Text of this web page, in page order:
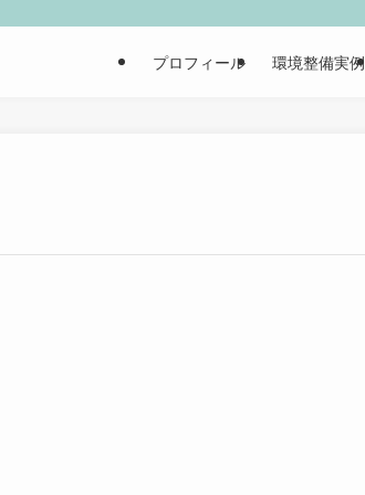
プロフィール 環境整備実例